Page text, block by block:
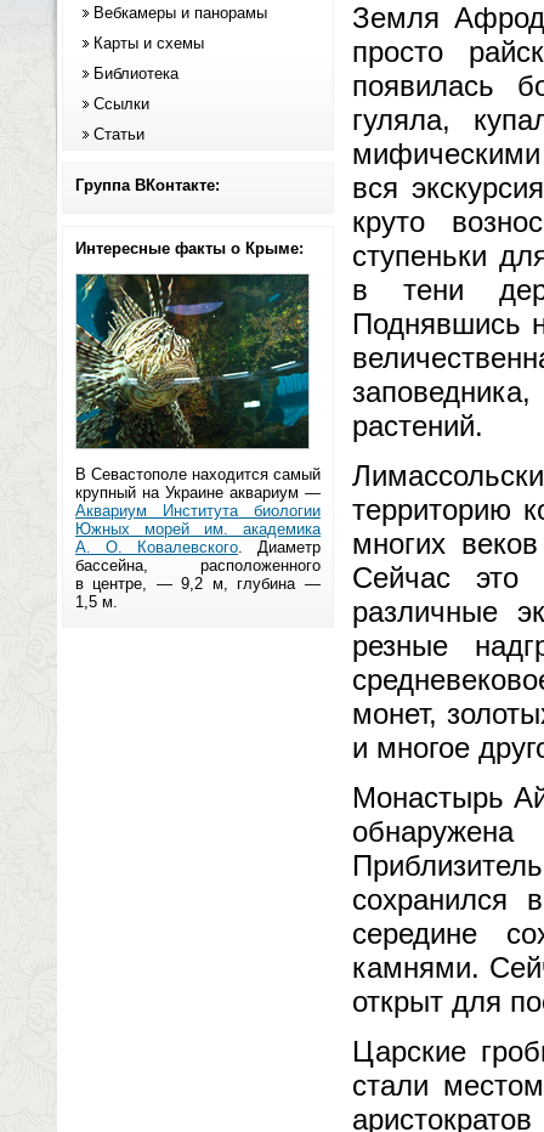
Вебкамеры и панорамы
Карты и схемы
Библиотека
Ссылки
Статьи
Группа ВКонтакте:
Интересные факты о Крыме:
В Севастополе находится самый
крупный на Украине аквариум —
Аквариум Института биологии
Южных морей им. академика
А. О. Ковалевского. Диаметр
бассейна, расположенного
в центре, — 9,2 м, глубина —
1,5 м.
Земля
просто
появилась
гуляла,
вся
круто
ступеньки
в тени
Поднявшись
растений.
территорию
многих
Сейчас это
различные
резные
монет,
и многое
Монастырь
сохранился
середине
камнями.
открыт для
Царские
стали